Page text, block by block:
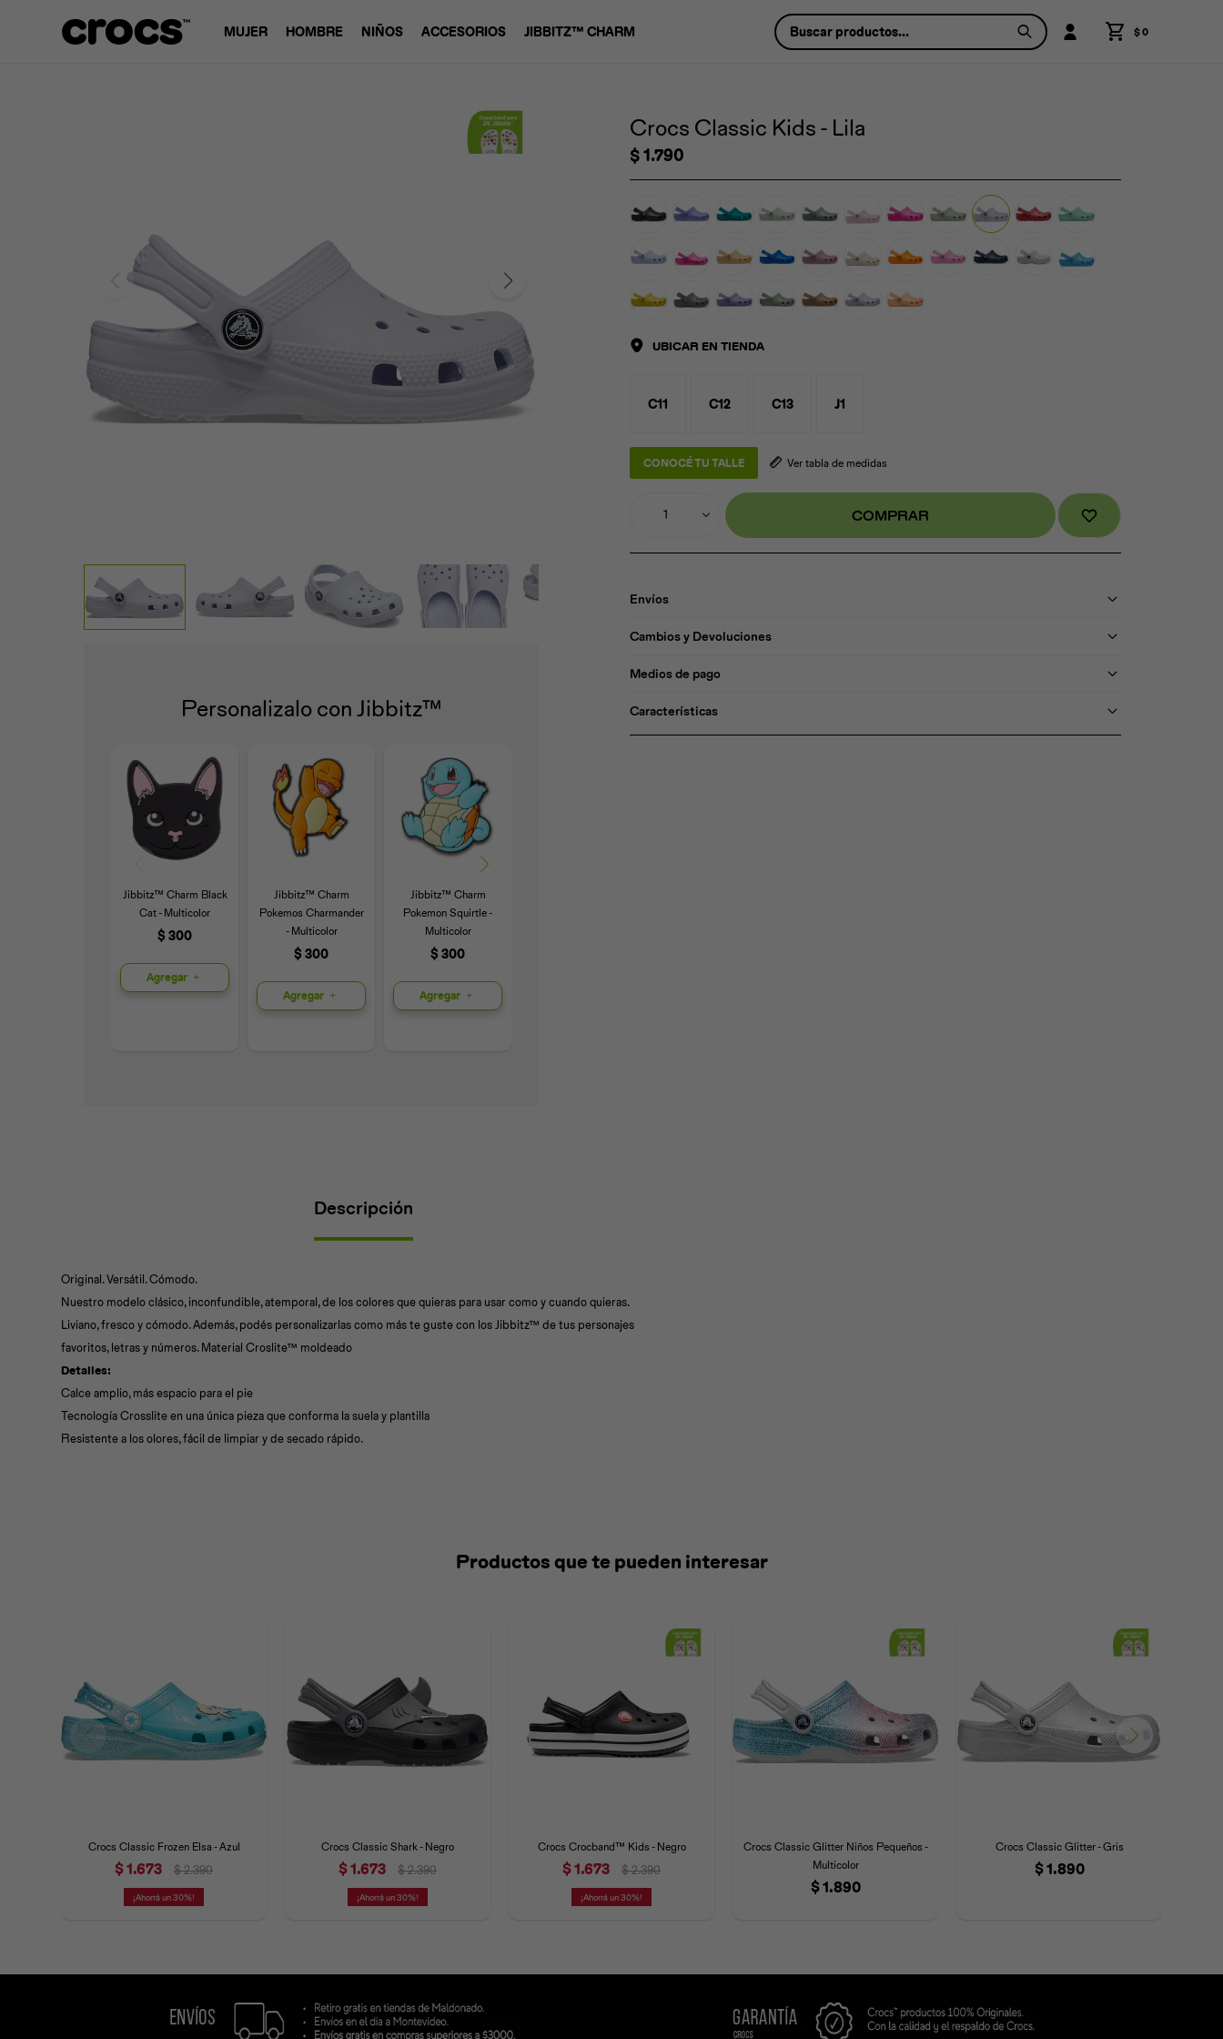
MUJER HOMBRE NIÑOS ACCESORIOS JIBBITZ™ CHARM $0
Personalizalo con Jibbitz™
Jibbitz™ Charm Black
Cat - Multicolor
$ 300
Agregar
Jibbitz™ Charm
Pokemos Charmander
- Multicolor
$ 300
Agregar
Jibbitz™ Charm
Pokemon Squirtle -
Multicolor
$ 300
Agregar
Crocs Classic Kids - Lila
$1.790
UBICAR EN TIENDA
C11 C12 C13 J1
CONOCÉ TU TALLE Ver tabla de medidas
1 COMPRAR
Envíos
Cambios y Devoluciones
Medios de pago
Características
Descripción
Original. Versátil. Cómodo.
Nuestro modelo clásico, inconfundible, atemporal, de los colores que quieras para usar como y cuando quieras.
Liviano, fresco y cómodo. Además, podés personalizarlas como más te guste con los Jibbitz™ de tus personajes
favoritos, letras y números. Material Croslite™ moldeado
Detalles:
Calce amplio, más espacio para el pie
Tecnología Crosslite en una única pieza que conforma la suela y plantilla
Resistente a los olores, fácil de limpiar y de secado rápido.
Productos que te pueden interesar
Crocs Classic Frozen Elsa - Azul
$1.673 $ 2.390
30
Crocs Classic Shark - Negro
$1.673 $ 2.390
30
Crocs Crocband™ Kids - Negro
$1.673 $ 2.390
30
Crocs Classic Glitter Niños Pequeños -
Multicolor
$1.890
Crocs Classic Glitter - Gris
$1.890